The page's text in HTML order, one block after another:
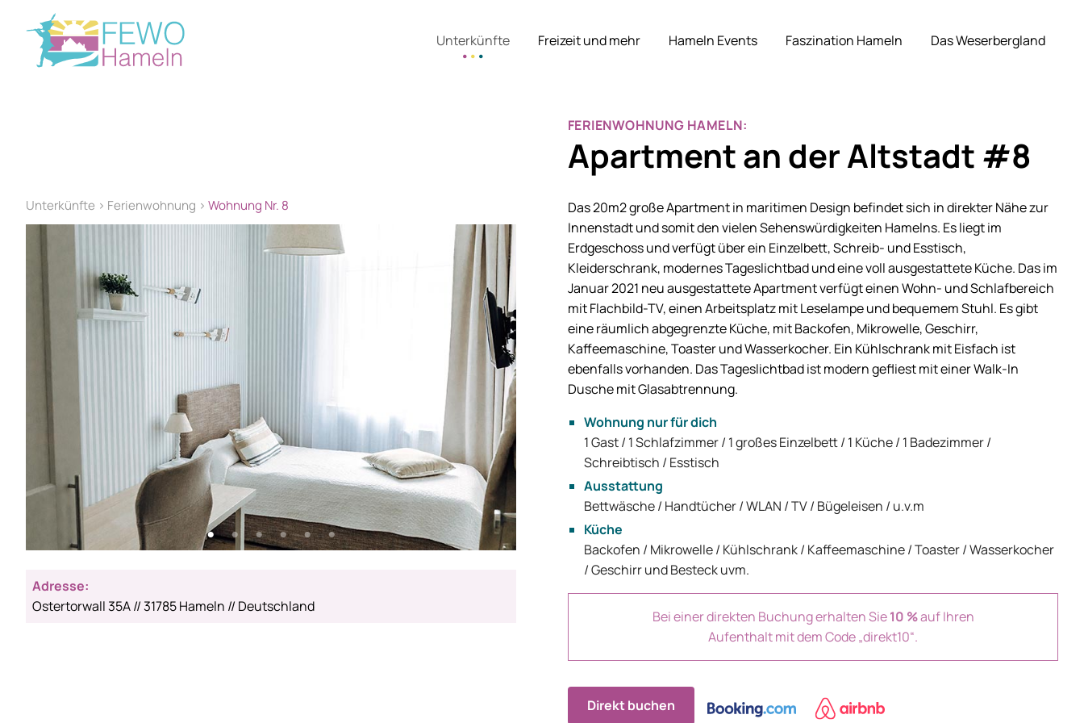
Unterkünfte Freizeit und mehr Hameln Events Faszination Hameln Das Weserbergland
Unterkünfte > Ferienwohnung > Wohnung Nr. 8
Adresse:
Ostertorwall 35A // 31785 Hameln // Deutschland
FERIENWOHNUNG HAMELN:
Apartment an der Altstadt #8
Das 20m2 große Apartment in maritimen Design befindet sich in direkter Nähe zur
Innenstadt und somit den vielen Sehenswürdigkeiten Hamelns. Es liegt im
Erdgeschoss und verfügt über ein Einzelbett, Schreib- und Esstisch,
Kleiderschrank, modernes Tageslichtbad und eine voll ausgestattete Küche. Das im
Januar 2021 neu ausgestattete Apartment verfügt einen Wohn- und Schlafbereich
mit Flachbild-TV, einen Arbeitsplatz mit Leselampe und bequemem Stuhl. Es gibt
eine räumlich abgegrenzte Küche, mit Backofen, Mikrowelle, Geschirr,
Kaffeemaschine, Toaster und Wasserkocher. Ein Kühlschrank mit Eisfach ist
ebenfalls vorhanden. Das Tageslichtbad ist modern gefliest mit einer Walk-In
Dusche mit Glasabtrennung.
Wohnung nur für dich
1 Gast / 1 Schlafzimmer / 1 großes Einzelbett / 1 Küche / 1 Badezimmer /
Schreibtisch / Esstisch
Ausstattung
Bettwäsche / Handtücher / WLAN / TV / Bügeleisen / u.v.m
Küche
Backofen / Mikrowelle / Kühlschrank / Kaffeemaschine / Toaster / Wasserkocher
/ Geschirr und Besteck uvm.
Bei einer direkten Buchung erhalten Sie10 %auf Ihren
Aufenthalt mit dem Code „direkt10“.
Direkt buchen